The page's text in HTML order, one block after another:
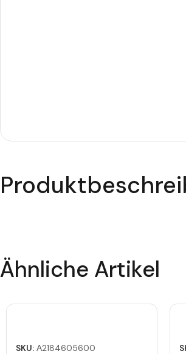
Ähnliche Artikel
SKU: А2184605600